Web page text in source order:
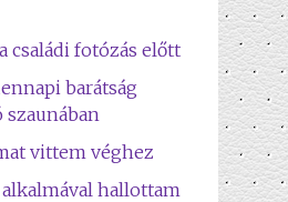
családi fotózás előtt
barátság
szaunában
vittem véghez
alkalmával hallottam